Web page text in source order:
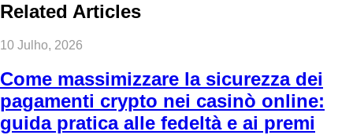
Related Articles
10 Julho, 2026
Come massimizzare la sicurezza dei
pagamenti crypto nei casinò online:
guida pratica alle fedeltà e ai premi